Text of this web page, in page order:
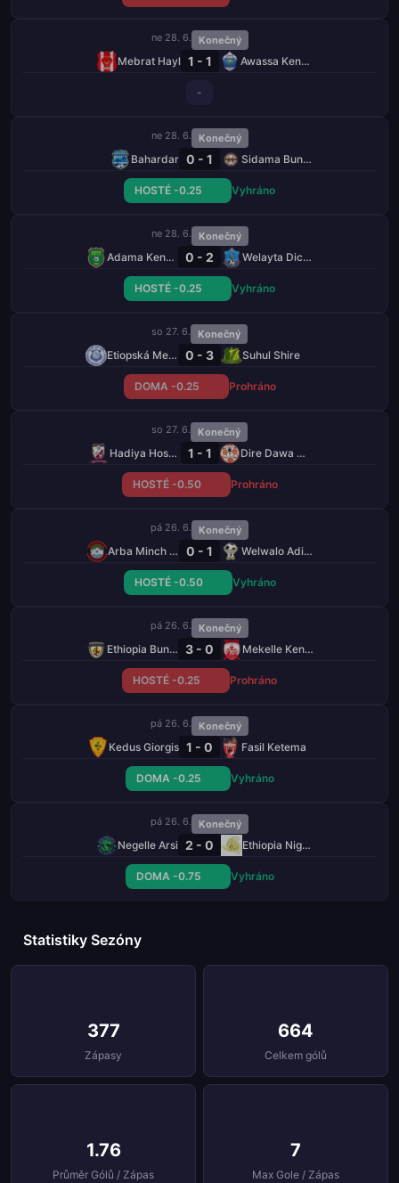
ne 28. 6. Konečný
Mebrat Hayl 1 - 1 Awassa Kenema
-
ne 28. 6. Konečný
Bahardar 0 - 1 Sidama Bunna
HOSTÉ -0.25 Vyhráno
ne 28. 6. Konečný
Adama Kenema 0 - 2 Welayta Dicha
HOSTÉ -0.25 Vyhráno
so 27. 6. Konečný
Etiopská Medhin 0 - 3 Suhul Shire
DOMA -0.25 Prohráno
so 27. 6. Konečný
Hadiya Hosaena 1 - 1 Dire Dawa Kenema
HOSTÉ -0.50 Prohráno
pá 26. 6. Konečný
Arba Minch Kenema 0 - 1 Welwalo Adigrat Uni
HOSTÉ -0.50 Vyhráno
pá 26. 6. Konečný
Ethiopia Bunna 3 - 0 Mekelle Kenema
HOSTÉ -0.25 Prohráno
pá 26. 6. Konečný
Kedus Giorgis 1 - 0 Fasil Ketema
DOMA -0.25 Vyhráno
pá 26. 6. Konečný
Negelle Arsi 2 - 0 Ethiopia Nigd Bank
DOMA -0.75 Vyhráno
Statistiky Sezóny
377
Zápasy
664
Celkem gólů
1.76
Průměr Gólů / Zápas
7
Max Gole / Zápas